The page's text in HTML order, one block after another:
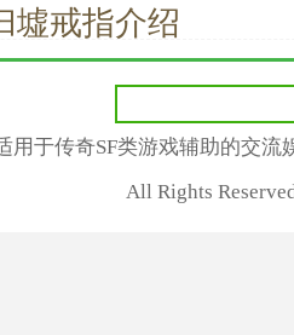
墟戒指介绍
用于传奇SF类游戏辅助的交
All Rights